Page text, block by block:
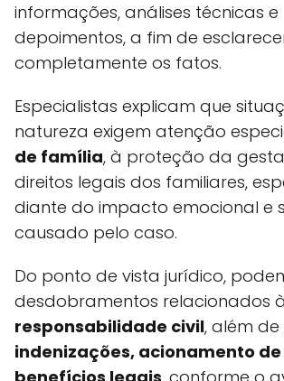
informações, análises técnicas e
depoimentos, a fim de
completamente os fatos.
Especialistas explicam que
natureza exigem atenção
de família, à proteção da
direitos legais dos familiares,
diante do impacto emocional e
causado pelo caso.
Do ponto de vista jurídico,
desdobramentos relacionados à
responsabilidade civil, além de
indenizações, acionamento de